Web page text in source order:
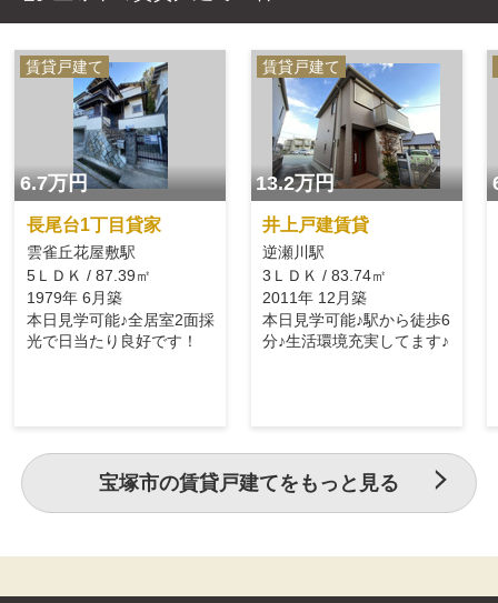
賃貸戸建て
6.7万円
長尾台1丁目貸家
雲雀丘花屋敷駅
5ＬＤＫ / 87.39㎡
1979年 6月築
本日見学可能♪全居室2面採
光で日当たり良好です！
賃貸戸建て
13.2万円
井上戸建賃貸
逆瀬川駅
3ＬＤＫ / 83.74㎡
2011年 12月築
本日見学可能♪駅から徒歩6
分♪生活環境充実してます♪
宝塚市の賃貸戸建てをもっと見る